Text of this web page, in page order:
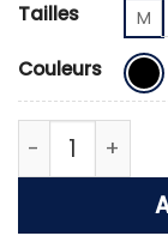
Tailles M
Couleurs
quantité de